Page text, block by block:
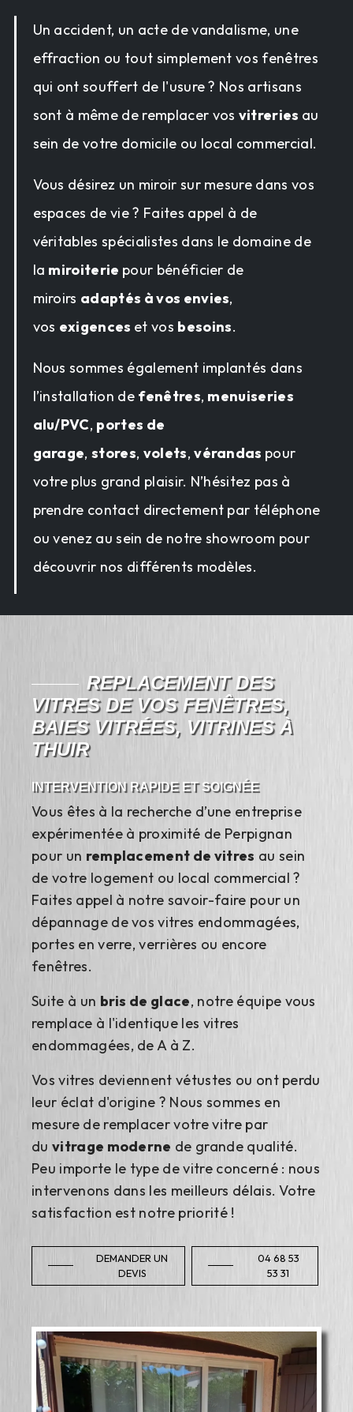
Un accident, un acte de vandalisme, une
effraction ou tout simplement vos fenêtres
qui ont souffert de l'usure ? Nos artisans
sont à même de remplacer vos vitreries au
sein de votre domicile ou local commercial.
Vous désirez un miroir sur mesure dans vos
espaces de vie ? Faites appel à de
véritables spécialistes dans le domaine de
la miroiterie pour bénéficier de
miroirs adaptés à vos envies,
vos exigences et vos besoins.
Nous sommes également implantés dans
l’installation de fenêtres, menuiseries
alu/PVC, portes de
garage,stores, volets,vérandas pour
votre plus grand plaisir. N’hésitez pas à
prendre contact directement par téléphone
ou venez au sein de notre showroom pour
découvrir nos différents modèles.
REPLACEMENT DES
VITRES DE VOS FENÊTRES,
BAIES VITRÉES, VITRINES À
THUIR
INTERVENTION RAPIDE ET SOIGNÉE
Vous êtes à la recherche d’une entreprise
expérimentée à proximité de Perpignan
pour un remplacement de vitres au sein
de votre logement ou local commercial ?
Faites appel à notre savoir-faire pour un
dépannage de vos vitres endommagées,
portes en verre, verrières ou encore
fenêtres.
Suite à un bris de glace, notre équipe vous
remplace à l'identique les vitres
endommagées, de A à Z.
Vos vitres deviennent vétustes ou ont perdu
leur éclat d'origine ? Nous sommes en
mesure de remplacer votre vitre par
du vitrage moderne de grande qualité.
Peu importe le type de vitre concerné : nous
intervenons dans les meilleurs délais. Votre
satisfaction est notre priorité !
DEMANDER UN
DEVIS
04 68 53
53 31